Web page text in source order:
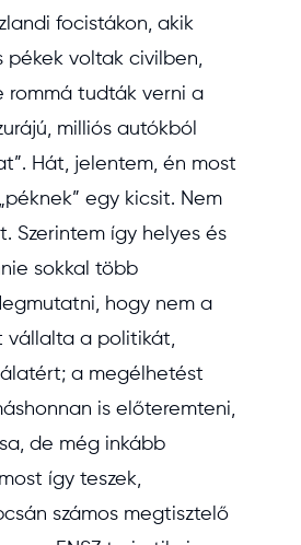
focistákon, akik
pékek voltak civilben,
rommá tudták verni a
milliós autókból
Hát, jelentem, én most
egy kicsit. Nem
Szerintem így helyes és
sokkal több
hogy nem a
vállalta a politikát,
a megélhetést
is előteremteni,
de még inkább
így teszek,
számos megtisztelő